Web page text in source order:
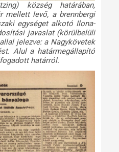
község határában,
mellett levő, a brennbergi
egységet alkotó Ilona-
javaslat (körülbelüli
jelezve: a Nagykövetek
Alul a határmegállapító
határról.